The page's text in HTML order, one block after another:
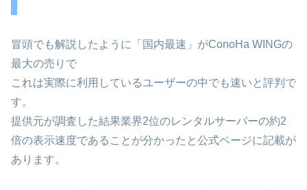
冒頭でも解説したように「国内最速」がConoHa WINGの
最大の売りで
これは実際に利用しているユーザーの中でも速いと評判で
す。
提供元が調査した結果業界2位のレンタルサーバーの約2
倍の表示速度であることが分かったと公式ページに記載が
あります。